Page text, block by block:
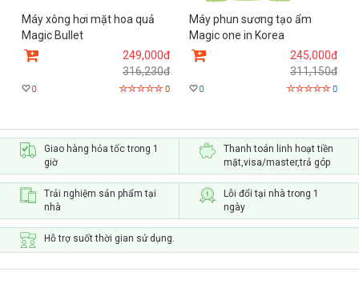
Máy xông hơi mặt hoa quả
Magic Bullet
249,000đ
316,230đ
Máy phun sương tạo ẩm
Magic one in Korea
245,000đ
311,150đ
Giao hàng hỏa tốc trong 1
giờ
Thanh toán linh hoạt tiền
mặt,visa/master,trả góp
Trải nghiệm sản phẩm tại
nhà
Lỗi đổi tại nhà trong 1
ngày
Hỗ trợ suốt thời gian sử dụng.